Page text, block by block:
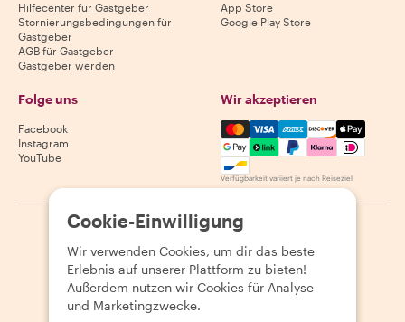
Hilfecenter für Gastgeber
Stornierungsbedingungen für
Gastgeber
AGB für Gastgeber
Gastgeber werden
App Store
Google Play Store
Folge uns
Facebook
Instagram
YouTube
Wir akzeptieren
Mastercard, Visa, Amex,
Verfügbarkeit variiert je nach Reiseziel
Datenschutzerklärung
Seitenübersicht
Cookie-Einwilligung
Wir verwenden Cookies, um dir das beste
Erlebnis auf unserer Plattform zu bieten!
Außerdem nutzen wir Cookies für Analyse-
und Marketingzwecke.